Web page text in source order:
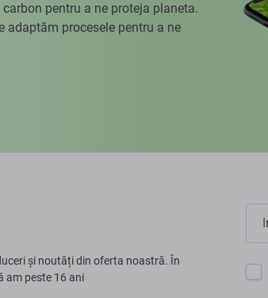
pentru a ne proteja planeta.
adaptăm procesele pentru a ne
și noutăți din oferta noastră. În
am peste 16 ani